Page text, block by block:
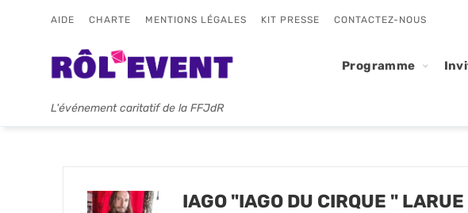
AIDE CHARTE MENTIONS LÉGALES KIT PRESSE CONTACTEZ-NOUS
Programme
L'événement caritatif de la FFJdR
IAGO "IAGO DU CIRQUE " LARUE